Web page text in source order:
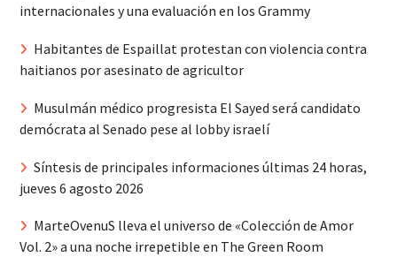
internacionales y una evaluación en los Grammy
Habitantes de Espaillat protestan con violencia contra
haitianos por asesinato de agricultor
Musulmán médico progresista El Sayed será candidato
demócrata al Senado pese al lobby israelí
Síntesis de principales informaciones últimas 24 horas,
jueves 6 agosto 2026
MarteOvenuS lleva el universo de «Colección de Amor
Vol. 2» a una noche irrepetible en The Green Room